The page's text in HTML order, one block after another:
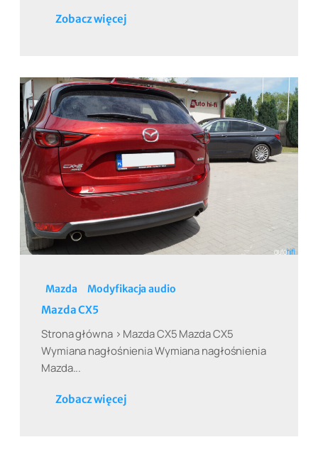
Zobacz więcej
Mazda Modyfikacja audio
Mazda CX5
Strona główna > Mazda CX5 Mazda CX5
Wymiana nagłośnienia Wymiana nagłośnienia
Mazda...
Zobacz więcej